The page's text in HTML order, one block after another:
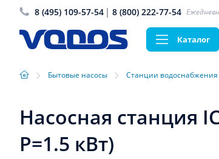
8 (495) 109-57-54 8 (800) 222-77-54
Каталог
› Бытовые насосы › Станции водоснабжения
Насосная станция
P=1.5 кВт)